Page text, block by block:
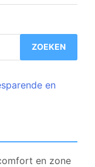
en
en zone